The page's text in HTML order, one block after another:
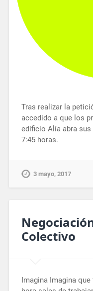
Tras realizar la
accedido a que los
edificio Alía abra
7:45 horas.
3 mayo, 2017
Colectivo
Imagina Imagina